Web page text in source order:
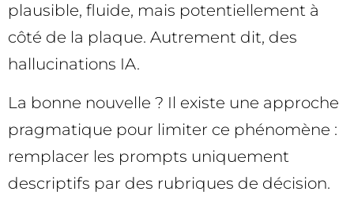
plausible, fluide, mais potentiellement à
côté de la plaque. Autrement dit, des
hallucinations IA.
La bonne nouvelle ? Il existe une approche
pragmatique pour limiter ce phénomène :
remplacer les prompts uniquement
descriptifs par des rubriques de décision.